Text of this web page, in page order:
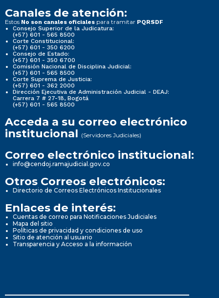
Canales de atención:
Estos No son canales oficiales para tramitar PQRSDF
Consejo Superior de la Judicatura:
(+57) 601 - 565 8500
Corte Constitucional:
(+57) 601 - 350 6200
Consejo de Estado:
(+57) 601 - 350 6700
Comisión Nacional de Disciplina Judicial:
(+57) 601 - 565 8500
Corte Suprema de Justicia:
(+57) 601 - 362 2000
Dirección Ejecutiva de Administración Judicial - DEAJ:
Carrera 7 # 27-18, Bogotá
(+57) 601 - 565 8500
Acceda a su correo electrónico
institucional (Servidores Judiciales)
Correo electrónico institucional:
info@cendoj.ramajudicial.gov.co
Otros Correos electrónicos:
Directorio de Correos Electrónicos Institucionales
Enlaces de interés:
Cuentas de correo para Notificaciones Judiciales
Mapa del sitio
Políticas de privacidad y condiciones de uso
Sitio de atención al usuario
Transparencia y Acceso a la información